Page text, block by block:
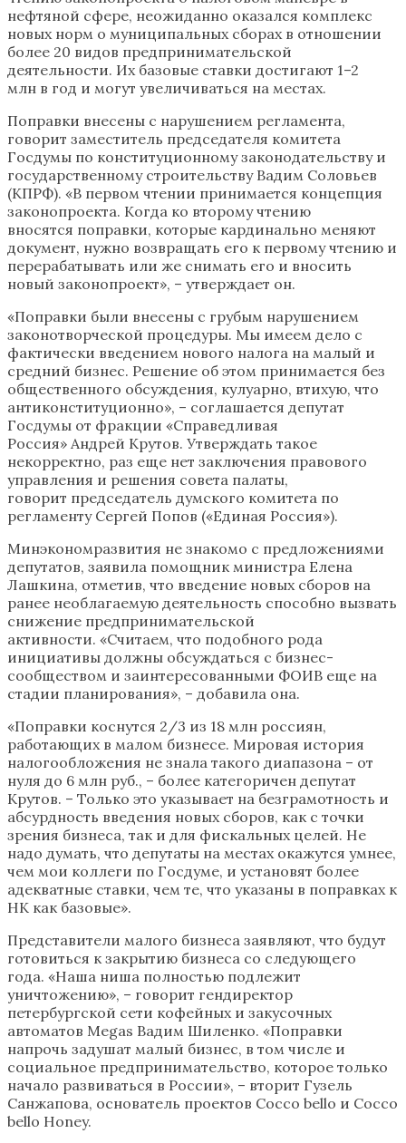
нефтяной сфере, неожиданно оказался комплекс
новых норм о муниципальных сборах в отношении
более 20 видов предпринимательской
деятельности. Их базовые ставки достигают 1–2
млн в год и могут увеличиваться на местах.
Поправки внесены с нарушением регламента,
говорит заместитель председателя комитета
Госдумы по конституционному законодательству и
государственному строительству Вадим Соловьев
(КПРФ). «В первом чтении принимается концепция
законопроекта. Когда ко второму чтению
вносятся поправки, которые кардинально меняют
документ, нужно возвращать его к первому чтению и
перерабатывать или же снимать его и вносить
новый законопроект», – утверждает он.
«Поправки были внесены с грубым нарушением
законотворческой процедуры. Мы имеем дело с
фактически введением нового налога на малый и
средний бизнес. Решение об этом принимается без
общественного обсуждения, кулуарно, втихую, что
антиконституционно», – соглашается депутат
Госдумы от фракции «Справедливая
Россия» Андрей Крутов. Утверждать такое
некорректно, раз еще нет заключения правового
управления и решения совета палаты,
говорит председатель думского комитета по
регламенту Сергей Попов («Единая Россия»).
Минэкономразвития не знакомо с предложениями
депутатов, заявила помощник министра Елена
Лашкина, отметив, что введение новых сборов на
ранее необлагаемую деятельность способно вызвать
снижение предпринимательской
активности. «Считаем, что подобного рода
инициативы должны обсуждаться с бизнес-
сообществом и заинтересованными ФОИВ еще на
стадии планирования», – добавила она.
«Поправки коснутся 2/3 из 18 млн россиян,
работающих в малом бизнесе. Мировая история
налогообложения не знала такого диапазона – от
нуля до 6 млн руб., – более категоричен депутат
Крутов. – Только это указывает на безграмотность и
абсурдность введения новых сборов, как с точки
зрения бизнеса, так и для фискальных целей. Не
надо думать, что депутаты на местах окажутся умнее,
чем мои коллеги по Госдуме, и установят более
адекватные ставки, чем те, что указаны в поправках к
НК как базовые».
Представители малого бизнеса заявляют, что будут
готовиться к закрытию бизнеса со следующего
года. «Наша ниша полностью подлежит
уничтожению», – говорит гендиректор
петербургской сети кофейных и закусочных
автоматов Megas Вадим Шиленко. «Поправки
напрочь задушат малый бизнес, в том числе и
социальное предпринимательство, которое только
начало развиваться в России», – вторит Гузель
Санжапова, основатель проектов Cocco bello и Cocco
bello Honey.